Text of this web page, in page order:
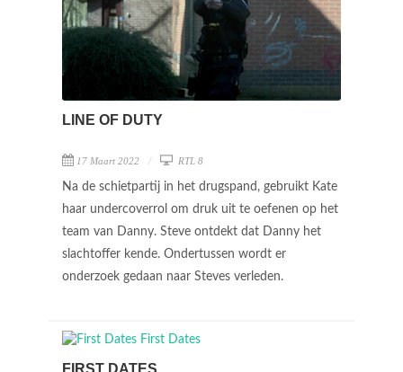
LINE OF DUTY
17 Maart 2022 RTL 8
Na de schietpartij in het drugspand, gebruikt Kate
haar undercoverrol om druk uit te oefenen op het
team van Danny. Steve ontdekt dat Danny het
slachtoffer kende. Ondertussen wordt er
onderzoek gedaan naar Steves verleden.
FIRST DATES